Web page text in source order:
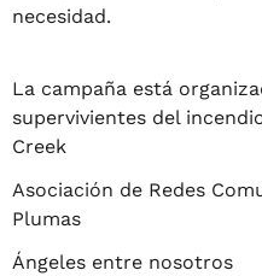
necesidad.
La campaña está
supervivientes del
Creek
Asociación de Redes
Plumas
Ángeles entre nosotros